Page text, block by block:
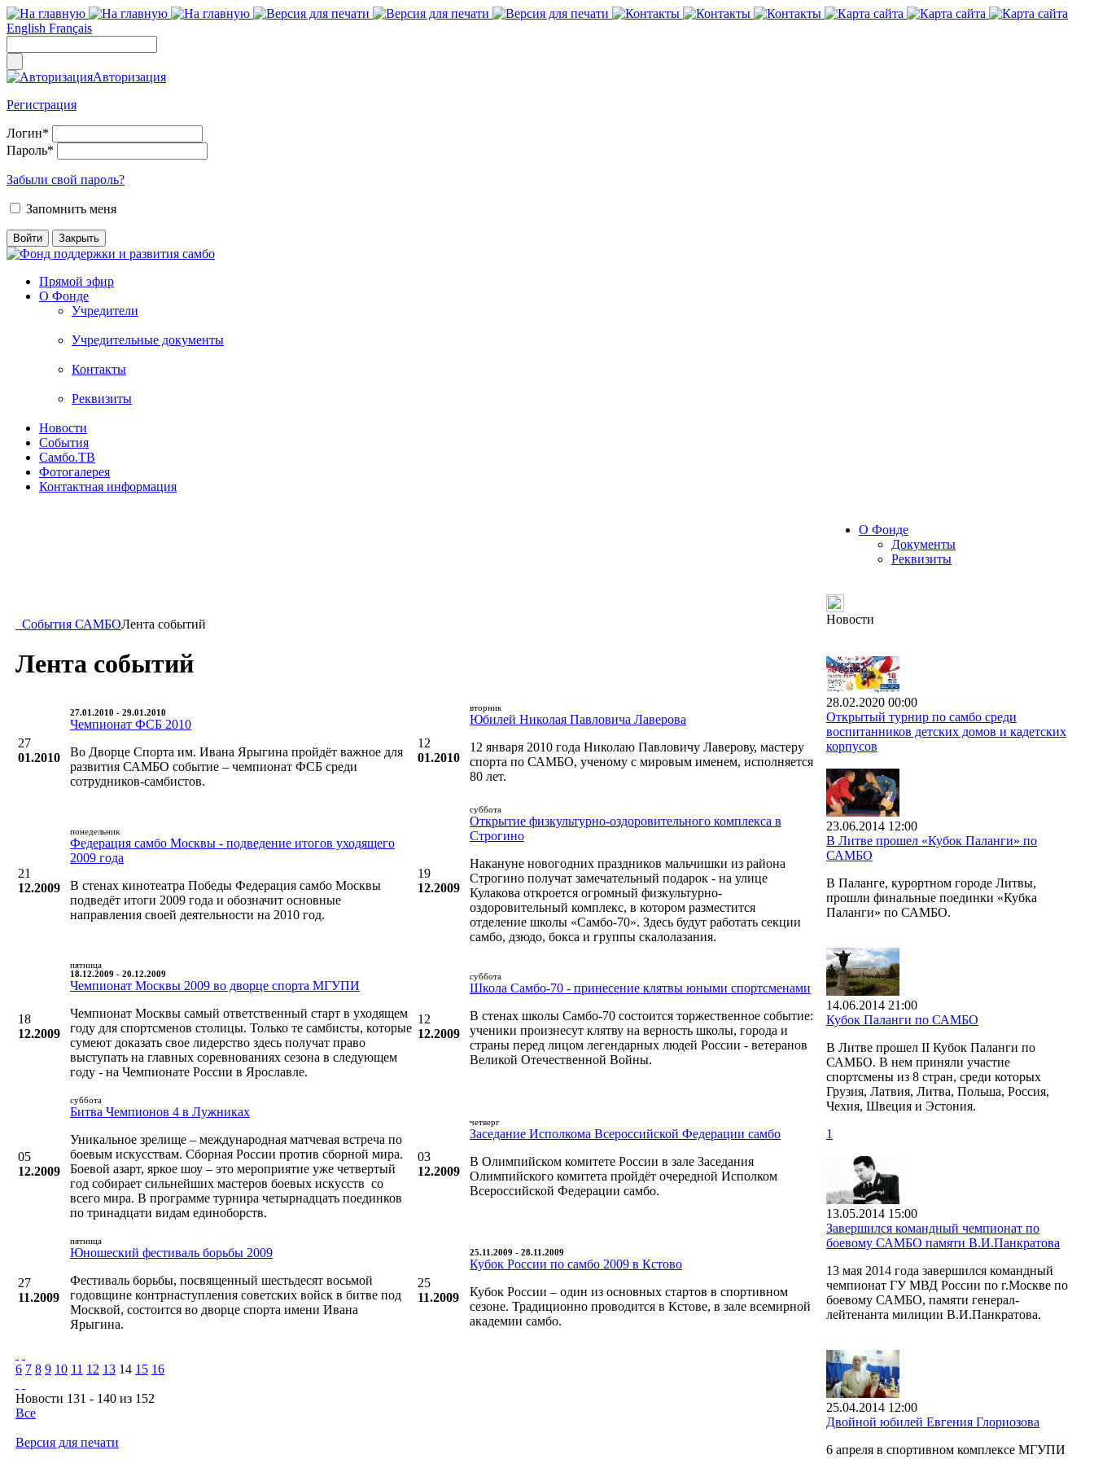
English Français
Авторизация
Регистрация
Логин*
Пароль*
Забыли свой пароль?
Запомнить меня
Прямой эфир
О Фонде
Учредители
Учредительные документы
Контакты
Реквизиты
Новости
События
Самбо.ТВ
Фотогалерея
Контактная информация
События САМБОЛента событий
Лента событий
27
01.2010
27.01.2010 - 29.01.2010
Чемпионат ФСБ 2010
Во Дворце Спорта им. Ивана Ярыгина пройдёт важное для
развития САМБО событие – чемпионат ФСБ среди
сотрудников-самбистов.
12
01.2010
вторник
Юбилей Николая Павловича Лаверова
12 января 2010 года Николаю Павловичу Лаверову, мастеру
спорта по САМБО, ученому с мировым именем, исполняется
80 лет.
21
12.2009
понедельник
Федерация самбо Москвы - подведение итогов уходящего
2009 года
В стенах кинотеатра Победы Федерация самбо Москвы
подведёт итоги 2009 года и обозначит основные
направления своей деятельности на 2010 год.
19
12.2009
суббота
Открытие физкультурно-оздоровительного комплекса в
Строгино
Накануне новогодних праздников мальчишки из района
Строгино получат замечательный подарок - на улице
Кулакова откроется огромный физкультурно-
оздоровительный комплекс, в котором разместится
отделение школы «Самбо-70». Здесь будут работать секции
самбо, дзюдо, бокса и группы скалолазания.
18
12.2009
пятница
18.12.2009 - 20.12.2009
Чемпионат Москвы 2009 во дворце спорта МГУПИ
Чемпионат Москвы самый ответственный старт в уходящем
году для спортсменов столицы. Только те самбисты, которые
сумеют доказать свое лидерство здесь получат право
выступать на главных соревнованиях сезона в следующем
году - на Чемпионате России в Ярославле.
12
12.2009
суббота
Школа Самбо-70 - принесение клятвы юными спортсменами
В стенах школы Самбо-70 состоится торжественное событие:
ученики произнесут клятву на верность школы, города и
страны перед лицом легендарных людей России - ветеранов
Великой Отечественной Войны.
05
12.2009
суббота
Битва Чемпионов 4 в Лужниках
Уникальное зрелище – международная матчевая встреча по
боевым искусствам. Сборная России против сборной мира.
Боевой азарт, яркое шоу – это мероприятие уже четвертый
год собирает сильнейших мастеров боевых искусств со
всего мира. В программе турнира четырнадцать поединков
по тринадцати видам единоборств.
03
12.2009
четверг
Заседание Исполкома Всероссийской Федерации самбо
В Олимпийском комитете России в зале Заседания
Олимпийского комитета пройдёт очередной Исполком
Всероссийской Федерации самбо.
27
11.2009
пятница
Юношеский фестиваль борьбы 2009
Фестиваль борьбы, посвященный шестьдесят восьмой
годовщине контрнаступления советских войск в битве под
Москвой, состоится во дворце спорта имени Ивана
Ярыгина.
25
11.2009
25.11.2009 - 28.11.2009
Кубок России по самбо 2009 в Кстово
Кубок России – один из основных стартов в спортивном
сезоне. Традиционно проводится в Кстове, в зале всемирной
академии самбо.
6 7 8 9 10 11 12 13 14 15 16
Новости 131 - 140 из 152
Все
Версия для печати
О Фонде
Документы
Реквизиты
Новости
28.02.2020 00:00
Открытый турнир по самбо среди
воспитанников детских домов и кадетских
корпусов
23.06.2014 12:00
В Литве прошел «Кубок Паланги» по
САМБО
В Паланге, курортном городе Литвы,
прошли финальные поединки «Кубка
Паланги» по САМБО.
14.06.2014 21:00
Кубок Паланги по САМБО
В Литве прошел II Кубок Паланги по
САМБО. В нем приняли участие
спортсмены из 8 стран, среди которых
Грузия, Латвия, Литва, Польша, Россия,
Чехия, Швеция и Эстония.
1
13.05.2014 15:00
Завершился командный чемпионат по
боевому САМБО памяти В.И.Панкратова
13 мая 2014 года завершился командный
чемпионат ГУ МВД России по г.Москве по
боевому САМБО, памяти генерал-
лейтенанта милиции В.И.Панкратова.
25.04.2014 12:00
Двойной юбилей Евгения Глориозова
6 апреля в спортивном комплексе МГУПИ